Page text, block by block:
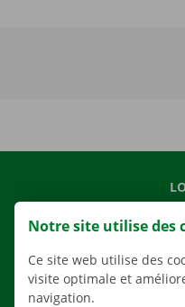
Notre site utilise des
Ce site web utilise des
visite optimale et
navigation.